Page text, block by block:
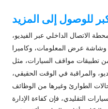
للوصول إلى المزيد
الاتصال الداخلي عبر الفيديو،
وشاشة عرض المعلومات، وكاميرا
من تطبيقات مواقف السيارات، مثل
والمراقبة في الوقت الحقيقي،
التقليدي، فإن كفاءة الإدارة